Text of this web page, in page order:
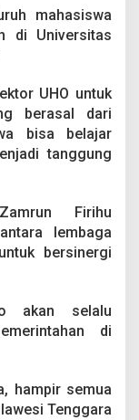
mahasiswa
di Universitas
UHO untuk
berasal dari
bisa belajar
tanggung
Firihu
lembaga
bersinergi
akan selalu
di
hampir semua
Tenggara